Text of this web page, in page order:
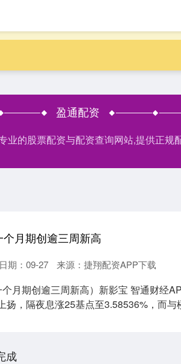
盈通配资
的股票配资与配资查询网站,提供正
月期创逾三周新高
日期：09-27 来源：捷翔配资APP下载
月期创逾三周新高）新影宝 智通财经
扬，隔夜息涨25基点至3.58536%，而与
成